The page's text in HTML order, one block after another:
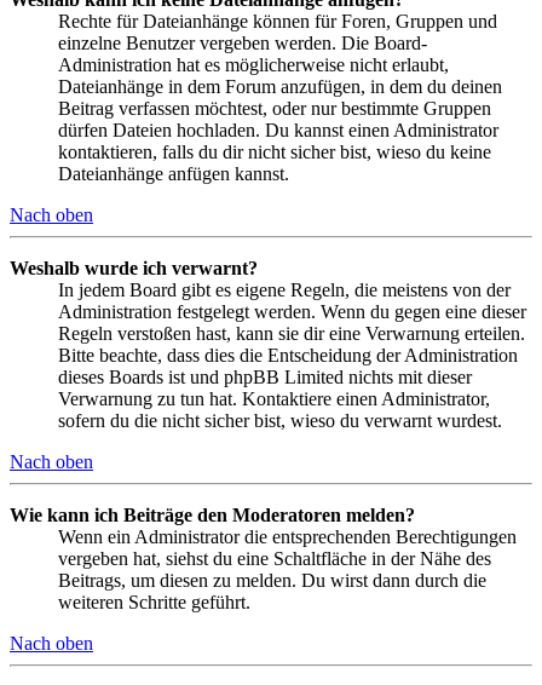
Rechte für Dateianhänge können für Foren, Gruppen und
einzelne Benutzer vergeben werden. Die Board-
Administration hat es möglicherweise nicht erlaubt,
Dateianhänge in dem Forum anzufügen, in dem du deinen
Beitrag verfassen möchtest, oder nur bestimmte Gruppen
dürfen Dateien hochladen. Du kannst einen Administrator
kontaktieren, falls du dir nicht sicher bist, wieso du keine
Dateianhänge anfügen kannst.
Nach oben
Weshalb wurde ich verwarnt?
In jedem Board gibt es eigene Regeln, die meistens von der
Administration festgelegt werden. Wenn du gegen eine dieser
Regeln verstoßen hast, kann sie dir eine Verwarnung erteilen.
Bitte beachte, dass dies die Entscheidung der Administration
dieses Boards ist und phpBB Limited nichts mit dieser
Verwarnung zu tun hat. Kontaktiere einen Administrator,
sofern du die nicht sicher bist, wieso du verwarnt wurdest.
Nach oben
Wie kann ich Beiträge den Moderatoren melden?
Wenn ein Administrator die entsprechenden Berechtigungen
vergeben hat, siehst du eine Schaltfläche in der Nähe des
Beitrags, um diesen zu melden. Du wirst dann durch die
weiteren Schritte geführt.
Nach oben